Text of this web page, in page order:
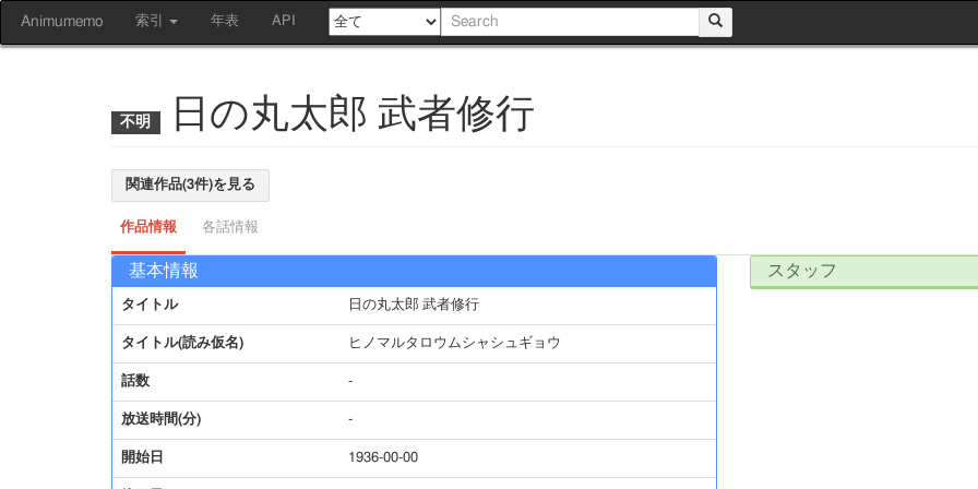
Animumemo 索引 年表 API
日の丸太郎 武者修行
関連作品(3件)を見る
作品情報 各話情報
基本情報
タイトル 日の丸太郎 武者修行
タイトル(読み仮名) ヒノマルタロウムシャシュギョウ
話数 -
放送時間(分) -
開始日 1936-00-00
スタッフ